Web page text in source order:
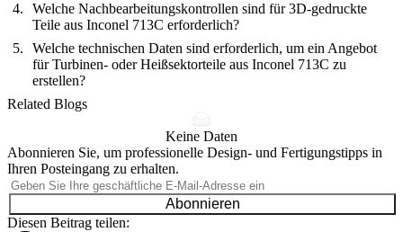
Welche Nachbearbeitungskontrollen sind für 3D-gedruckte
Teile aus Inconel 713C erforderlich?
Welche technischen Daten sind erforderlich, um ein Angebot
für Turbinen- oder Heißsektorteile aus Inconel 713C zu
erstellen?
Related Blogs
Keine Daten
Abonnieren Sie, um professionelle Design- und Fertigungstipps in
Ihren Posteingang zu erhalten.
Abonnieren
Diesen Beitrag teilen: